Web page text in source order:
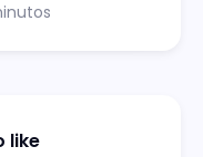
like